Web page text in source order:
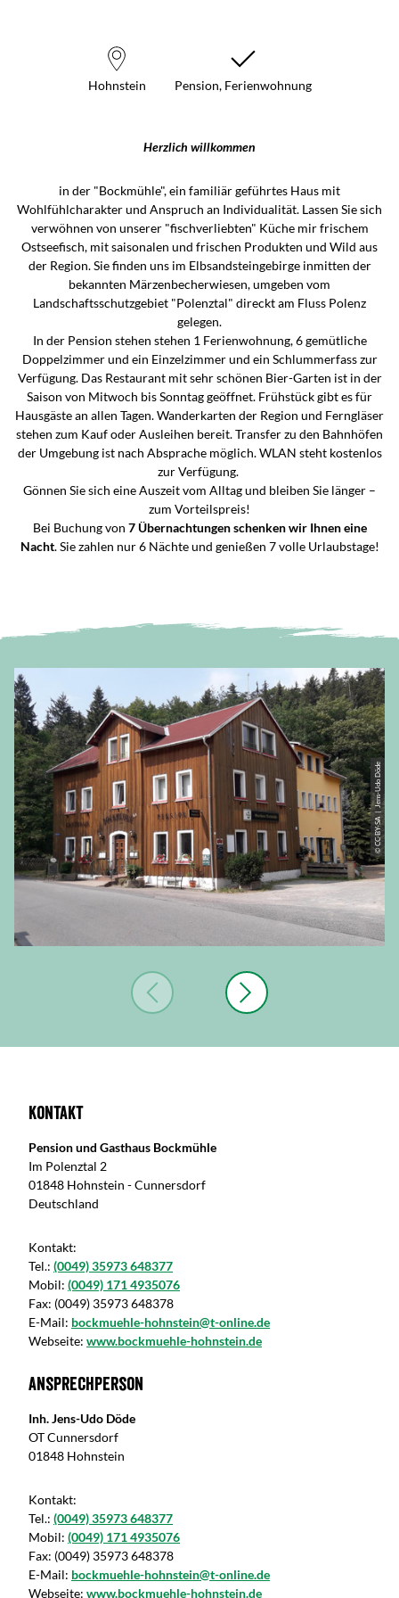
Hohnstein Pension, Ferienwohnung
Herzlich willkommen
in der "Bockmühle", ein familiär geführtes Haus mit
Wohlfühlcharakter und Anspruch an Individualität. Lassen Sie sich
verwöhnen von unserer "fischverliebten" Küche mir frischem
Ostseefisch, mit saisonalen und frischen Produkten und Wild aus
der Region. Sie finden uns im Elbsandsteingebirge inmitten der
bekannten Märzenbecherwiesen, umgeben vom
Landschaftsschutzgebiet "Polenztal" direckt am Fluss Polenz
gelegen.
In der Pension stehen stehen 1 Ferienwohnung, 6 gemütliche
Doppelzimmer und ein Einzelzimmer und ein Schlummerfass zur
Verfügung. Das Restaurant mit sehr schönen Bier-Garten ist in der
Saison von Mitwoch bis Sonntag geöffnet. Frühstück gibt es für
Hausgäste an allen Tagen. Wanderkarten der Region und Ferngläser
stehen zum Kauf oder Ausleihen bereit. Transfer zu den Bahnhöfen
der Umgebung ist nach Absprache möglich. WLAN steht kostenlos
zur Verfügung.
Gönnen Sie sich eine Auszeit vom Alltag und bleiben Sie länger –
zum Vorteilspreis!
Bei Buchung von 7 Übernachtungen schenken wir Ihnen eine
Nacht. Sie zahlen nur 6 Nächte und genießen 7 volle Urlaubstage!
© CC-BY-SA | Jens-Udo Döde
Kontakt
Pension und Gasthaus Bockmühle
Im Polenztal 2
01848 Hohnstein - Cunnersdorf
Deutschland
Kontakt:
Tel.: (0049) 35973 648377
Mobil: (0049) 171 4935076
Fax: (0049) 35973 648378
E-Mail: bockmuehle-hohnstein@t-online.de
Webseite: www.bockmuehle-hohnstein.de
Ansprechperson
Inh. Jens-Udo Döde
OT Cunnersdorf
01848 Hohnstein
Kontakt:
Tel.: (0049) 35973 648377
Mobil: (0049) 171 4935076
Fax: (0049) 35973 648378
E-Mail: bockmuehle-hohnstein@t-online.de
Webseite: www.bockmuehle-hohnstein.de